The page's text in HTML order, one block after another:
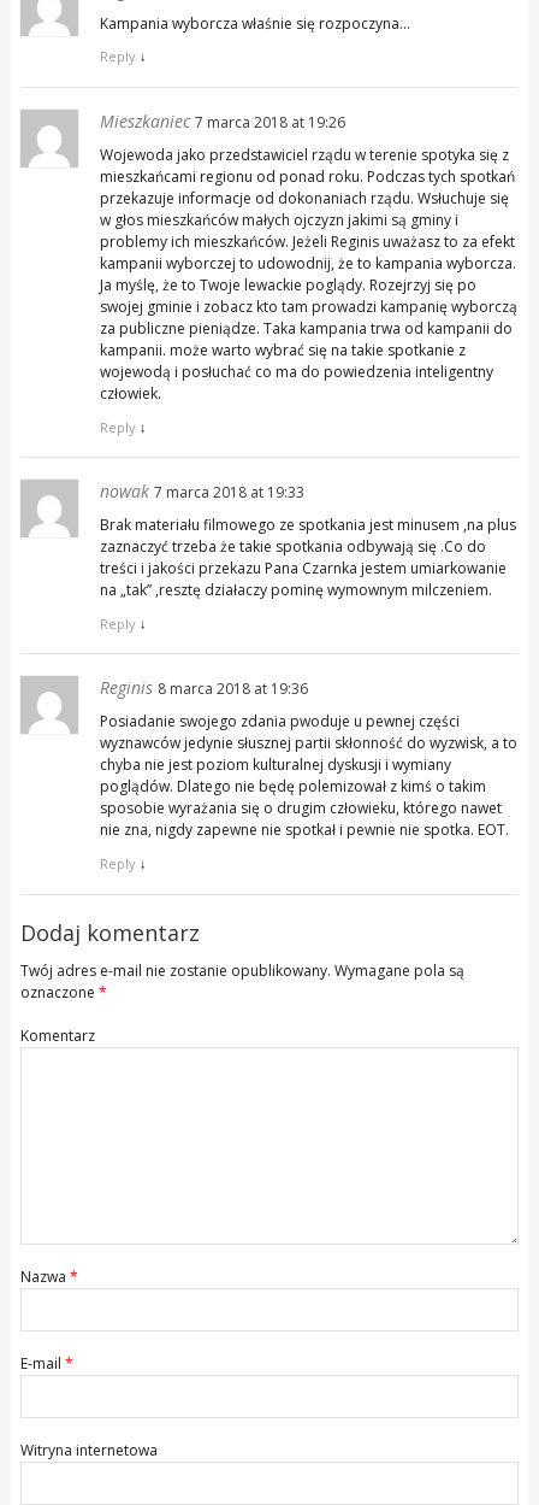
Kampania wyborcza właśnie się rozpoczyna…
Reply ↓
Mieszkaniec7 marca 2018 at 19:26
Wojewoda jako przedstawiciel rządu w terenie spotyka się z
mieszkańcami regionu od ponad roku. Podczas tych spotkań
przekazuje informacje od dokonaniach rządu. Wsłuchuje się
w głos mieszkańców małych ojczyzn jakimi są gminy i
problemy ich mieszkańców. Jeżeli Reginis uważasz to za efekt
kampanii wyborczej to udowodnij, że to kampania wyborcza.
Ja myślę, że to Twoje lewackie poglądy. Rozejrzyj się po
swojej gminie i zobacz kto tam prowadzi kampanię wyborczą
za publiczne pieniądze. Taka kampania trwa od kampanii do
kampanii. może warto wybrać się na takie spotkanie z
wojewodą i posłuchać co ma do powiedzenia inteligentny
człowiek.
Reply ↓
nowak 7 marca 2018 at 19:33
Brak materiału filmowego ze spotkania jest minusem ,na plus
zaznaczyć trzeba że takie spotkania odbywają się .Co do
treści i jakości przekazu Pana Czarnka jestem umiarkowanie
na „tak” ,resztę działaczy pominę wymownym milczeniem.
Reply ↓
Reginis 8 marca 2018 at 19:36
Posiadanie swojego zdania pwoduje u pewnej części
wyznawców jedynie słusznej partii skłonność do wyzwisk, a to
chyba nie jest poziom kulturalnej dyskusji i wymiany
poglądów. Dlatego nie będę polemizował z kimś o takim
sposobie wyrażania się o drugim człowieku, którego nawet
nie zna, nigdy zapewne nie spotkał i pewnie nie spotka. EOT.
Reply ↓
Dodaj komentarz
Twój adres e-mail nie zostanie opublikowany. Wymagane pola są
oznaczone *
Komentarz
Nazwa *
E-mail *
Witryna internetowa